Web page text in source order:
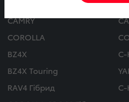
CAMRY
COROLLA
BZ4X
C-
BZ4X Touring
RAV4 Гібрид
C-